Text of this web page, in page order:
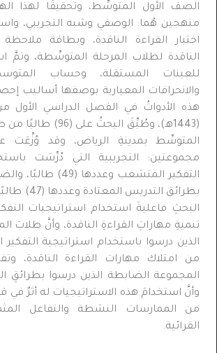
الصف الأول المتوسِّط، وتحقيقًا لهذا
منهجين هُما: الوصفي وشبه التجريبي،
اختبار القراءة الناقدة، وبطاقة
الناقدة لطلاب المرحلة المتوسِّطة، وتمَّ
للعينات المستقلة، وحساب
والانحرافات المعيارية بوصفها أساليب
هذه الأدواتُ في الفصل الدراسي الأول
(
1443هـ)، وطُبِّقَ البحثُ على (96) طالبًا من
المتوسِّط بمدينةِ الرياض، وقد وُزِّعَت
مجموعتين: التجريبية التي دُرِّسَت
التفكير المتشعب وعددها (49) طالبًا،
بطرائق التدريس المعتادة وعددها (47
)
البحثِ فاعليةَ استخدام استراتيجيات
تنميةِ مهاراتِ القراءةِ الناقدة، وأنَّ طلابَ
الذين درسوا باستخدام استراتيجية
من امتلاك مهارات القراءة الناقدة،
المجموعة الضابطة الذين درسوا بطرائقِ
وأنَّ استخدامَ هذه الاستراتيجيات له أثرٌ في
من الممارسات النشطة والتفاعل
القرائية.